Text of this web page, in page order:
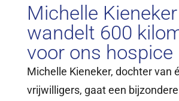
Michelle Kieneker
wandelt 600
voor ons hospice
Michelle Kieneker, dochter van
vrijwilligers, gaat een